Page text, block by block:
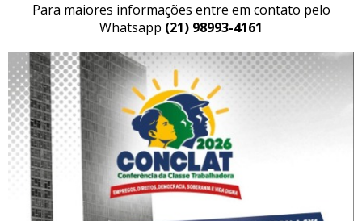
Para maiores informações entre em contato pelo
Whatsapp (21) 98993-4161